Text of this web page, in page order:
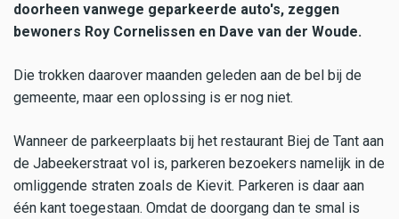
doorheen vanwege geparkeerde auto's, zeggen
bewoners Roy Cornelissen en Dave van der Woude.
Die trokken daarover maanden geleden aan de bel bij de
gemeente, maar een oplossing is er nog niet.
Wanneer de parkeerplaats bij het restaurant Biej de Tant aan
de Jabeekerstraat vol is, parkeren bezoekers namelijk in de
omliggende straten zoals de Kievit. Parkeren is daar aan
één kant toegestaan. Omdat de doorgang dan te smal is